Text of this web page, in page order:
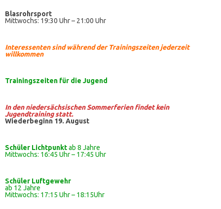
Blasrohrsport
Mittwochs: 19:30 Uhr – 21:00 Uhr
Interessenten sind während der Trainingszeiten jederzeit
willkommen
Trainingszeiten für die Jugend
In den niedersächsischen Sommerferien findet kein
Jugendtraining statt.
Wiederbeginn 19. August
Schüler Lichtpunktab 8 Jahre
Mittwochs: 16:45 Uhr – 17:45 Uhr
Schüler Luftgewehr
ab 12 Jahre
Mittwochs: 17:15 Uhr – 18:15Uhr